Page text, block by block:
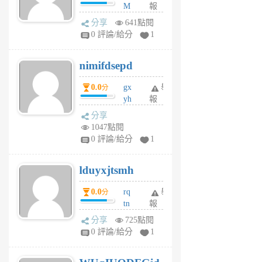
M
U
F
U
5
個
月
報
分享
641點閱
0 評論/給分
1
nimifdsepd
0.0分
gx
yh
jl
月
前
舉
報
分享
1047點閱
0 評論/給分
1
lduyxjtsmh
0.0分
rq
tn
jt
gl
舉
報
分享
725點閱
0 評論/給分
1